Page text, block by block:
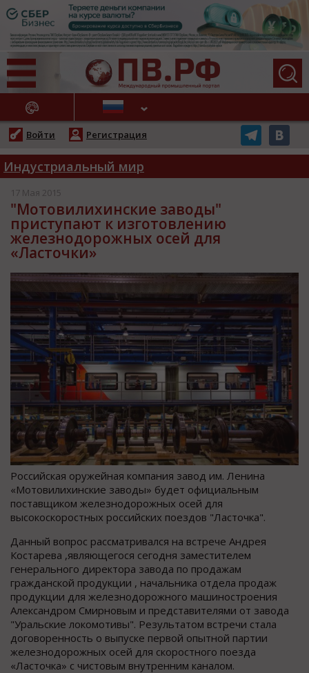
НОВОСТИ
Войти Регистрация
Индустриальный мир
17 Мая 2015
"Мотовилихинские заводы"
приступают к изготовлению
железнодорожных осей для
«Ласточки»
Российская оружейная компания завод им. Ленина
«Мотовилихинские заводы» будет официальным
поставщиком железнодорожных осей для
высокоскоростных российских поездов "Ласточка".
Данный вопрос рассматривался на встрече Андрея
Костарева ,являющегося сегодня заместителем
генерального директора завода по продажам
гражданской продукции , начальника отдела продаж
продукции для железнодорожного машиностроения
Александром Смирновым и представителями от завода
"Уральские локомотивы". Результатом встречи стала
договоренность о выпуске первой опытной партии
железнодорожных осей для скоростного поезда
«Ласточка» с чистовым внутренним каналом.